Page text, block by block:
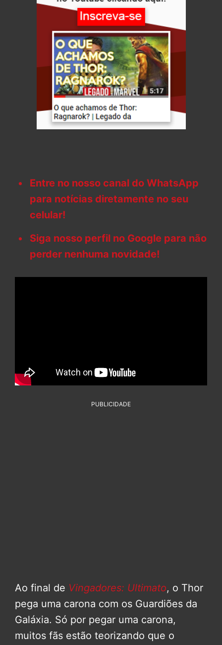
Entre no nosso canal do WhatsApp
para notícias diretamente no seu
celular!
Siga nosso perfil no Google para não
perder nenhuma novidade!
PUBLICIDADE
Ao final de Vingadores: Ultimato, o Thor
pega uma carona com os Guardiões da
Galáxia. Só por pegar uma carona,
muitos fãs estão teorizando que o